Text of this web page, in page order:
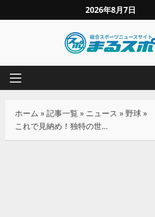
2026年8月7日
ホーム »記事一覧 » ニュース » 野球»
これで見納め！独特の世界をつくり上げた島内語録を抜粋